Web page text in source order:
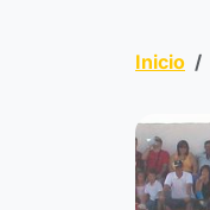
Inicio